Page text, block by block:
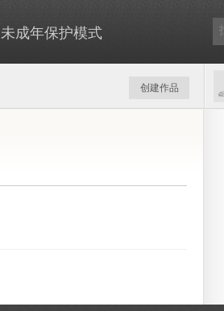
未成年保护模式
创建作品